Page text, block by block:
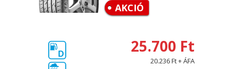
AKCIÓ
D 25.700 Ft
20.236 Ft + ÁFA